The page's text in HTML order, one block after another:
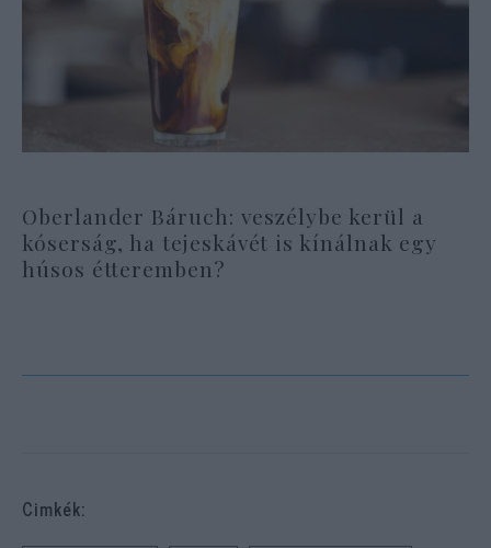
Oberlander Báruch: veszélybe kerül a
kóserság, ha tejeskávét is kínálnak egy
húsos étteremben?
Cimkék: